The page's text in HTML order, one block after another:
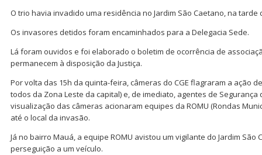
O trio havia invadido uma residência no Jardim São Caetano, na tarde
Os invasores detidos foram encaminhados para a Delegacia Sede.
Lá foram ouvidos e foi elaborado o boletim de ocorrência de
permanecem à disposição da Justiça.
Por volta das 15h da quinta-feira, câmeras do CGE flagraram a ação
todos da Zona Leste da capital) e, de imediato, agentes de
visualização das câmeras acionaram equipes da ROMU (Rondas
até o local da invasão.
Já no bairro Mauá, a equipe ROMU avistou um vigilante do Jardim São
perseguição a um veículo.